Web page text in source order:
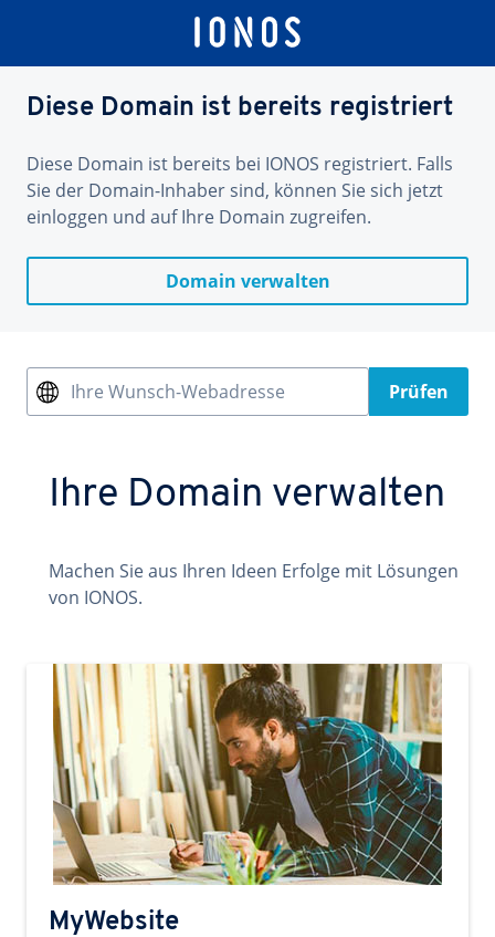
Diese Domain ist bereits registriert
Diese Domain ist bereits bei IONOS registriert. Falls
Sie der Domain-Inhaber sind, können Sie sich jetzt
einloggen und auf Ihre Domain zugreifen.
Domain verwalten
Ihre Wunsch-Webadresse Prüfen
Ihre Domain verwalten
Machen Sie aus Ihren Ideen Erfolge mit Lösungen
von IONOS.
MyWebsite